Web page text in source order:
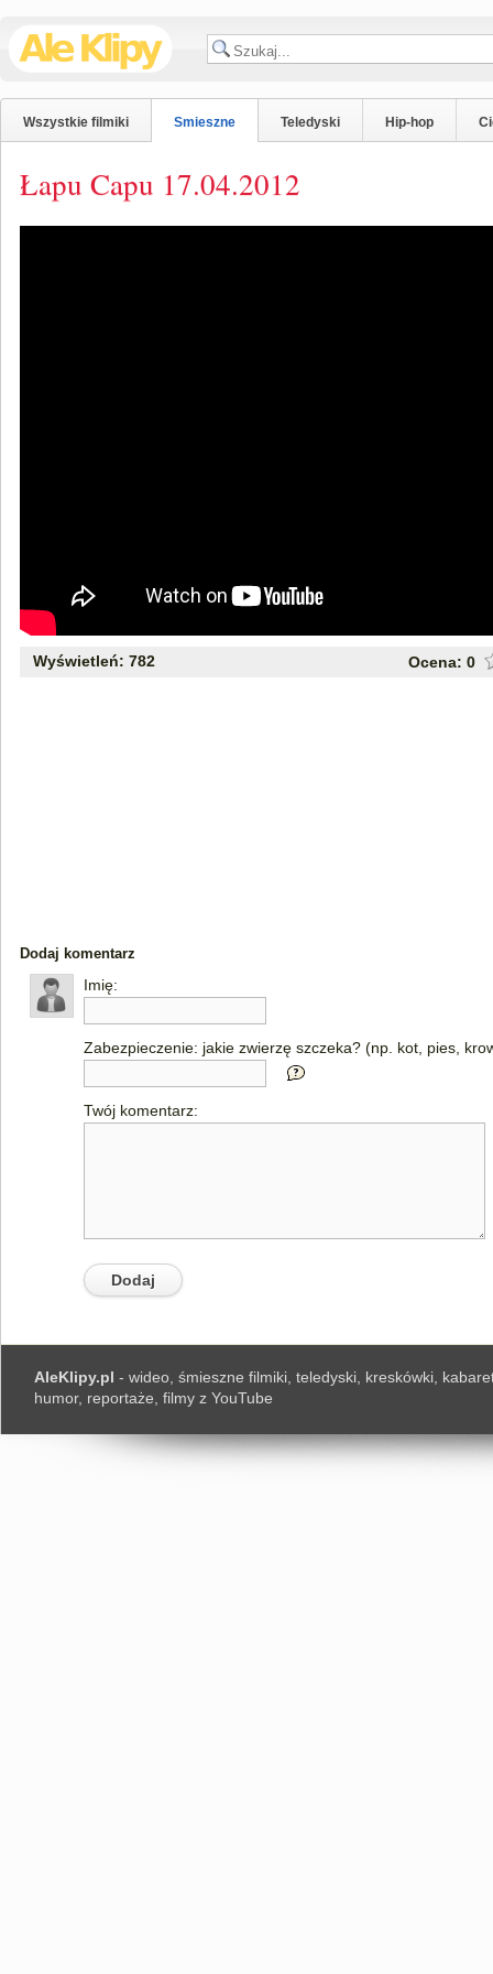
Wszystkie filmiki Smieszne Teledyski Hip-hop
Łapu Capu 17.04.2012
Wyświetleń: 782 Ocena: 0
Dodaj komentarz
Imię:
Zabezpieczenie: jakie zwierzę szczeka? (np. kot, pies,
Twój komentarz:
AleKlipy.pl - wideo, śmieszne filmiki, teledyski, kreskówki,
humor, reportaże, filmy z YouTube